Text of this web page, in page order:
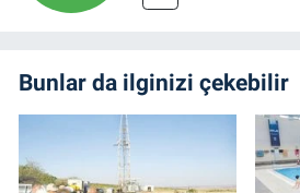
Bunlar da ilginizi çekebilir